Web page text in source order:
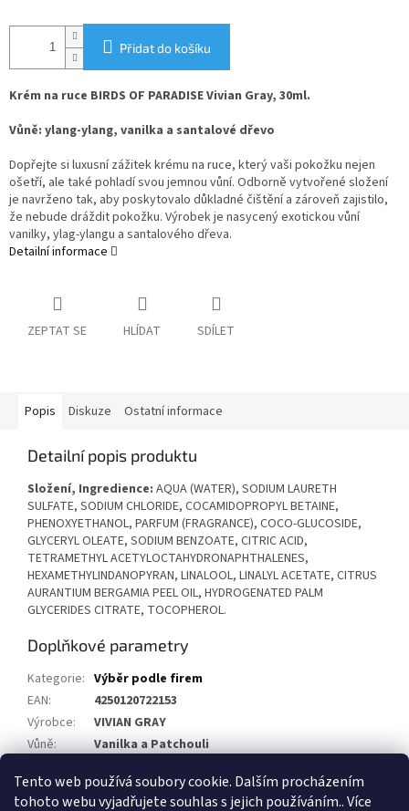
Tento web používá soubory cookie. Dalším procházením
tohoto webu vyjadřujete souhlas s jejich používáním.. Více
Přidat do košíku
Krém na ruce BIRDS OF PARADISE Vivian Gray, 30ml.
Vůně: ylang-ylang, vanilka a santalové dřevo
Dopřejte si luxusní zážitek krému na ruce, který vaši pokožku nejen
ošetří, ale také pohladí svou jemnou vůní. Odborně vytvořené složení
je navrženo tak, aby poskytovalo důkladné čištění a zároveň zajistilo,
že nebude dráždit pokožku. Výrobek je nasycený exotickou vůní
vanilky, ylag-ylangu a santalového dřeva.
Detailní informace
ZEPTAT SE HLÍDAT SDÍLET
Popis Diskuze Ostatní informace
Detailní popis produktu
Složení, Ingredience: AQUA (WATER), SODIUM LAURETH
SULFATE, SODIUM CHLORIDE, COCAMIDOPROPYL BETAINE,
PHENOXYETHANOL, PARFUM (FRAGRANCE), COCO-GLUCOSIDE,
GLYCERYL OLEATE, SODIUM BENZOATE, CITRIC ACID,
TETRAMETHYL ACETYLOCTAHYDRONAPHTHALENES,
HEXAMETHYLINDANOPYRAN, LINALOOL, LINALYL ACETATE, CITRUS
AURANTIUM BERGAMIA PEEL OIL, HYDROGENATED PALM
GLYCERIDES CITRATE, TOCOPHEROL.
Doplňkové parametry
Kategorie: Výběr podle firem
EAN:
4250120722153
Výrobce:
VIVIAN GRAY
Vůně:
Vanilka a Patchouli